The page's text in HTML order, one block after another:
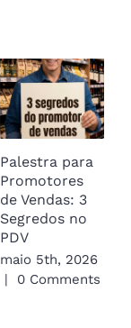
Palestra para
Promotores
de Vendas: 3
Segredos no
PDV
maio 5th, 2026
|
0 Comments